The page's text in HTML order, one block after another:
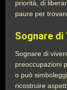
priorità, di
paure per
Sognare di
Sognare di
preoccupazioni
o può
ricostruire